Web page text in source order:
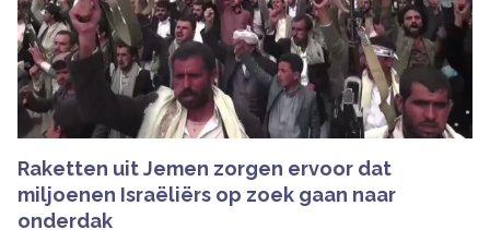
Raketten uit Jemen zorgen ervoor dat
miljoenen Israëliërs op zoek gaan naar
onderdak